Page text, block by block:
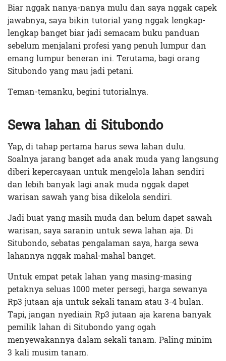
Biar nggak nanya-nanya mulu dan saya nggak capek
jawabnya, saya bikin tutorial yang nggak lengkap-
lengkap banget biar jadi semacam buku panduan
sebelum menjalani profesi yang penuh lumpur dan
emang lumpur beneran ini. Terutama, bagi orang
Situbondo yang mau jadi petani.
Teman-temanku, begini tutorialnya.
Sewa lahan di Situbondo
Yap, di tahap pertama harus sewa lahan dulu.
Soalnya jarang banget ada anak muda yang langsung
diberi kepercayaan untuk mengelola lahan sendiri
dan lebih banyak lagi anak muda nggak dapet
warisan sawah yang bisa dikelola sendiri.
Jadi buat yang masih muda dan belum dapet sawah
warisan, saya saranin untuk sewa lahan aja. Di
Situbondo, sebatas pengalaman saya, harga sewa
lahannya nggak mahal-mahal banget.
Untuk empat petak lahan yang masing-masing
petaknya seluas 1000 meter persegi, harga sewanya
Rp3 jutaan aja untuk sekali tanam atau 3-4 bulan.
Tapi, jangan nyediain Rp3 jutaan aja karena banyak
pemilik lahan di Situbondo yang ogah
menyewakannya dalam sekali tanam. Paling minim
3 kali musim tanam.